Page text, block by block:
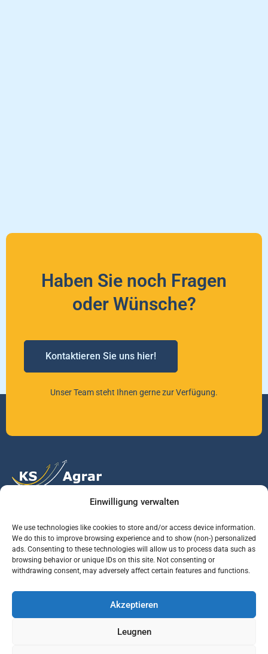
Einwilligung verwalten
We use technologies like cookies to store and/or access device information.
We do this to improve browsing experience and to show (non-) personalized
ads. Consenting to these technologies will allow us to process data such as
browsing behavior or unique IDs on this site. Not consenting or
withdrawing consent, may adversely affect certain features and functions.
Akzeptieren
Leugnen
Haben Sie noch Fragen
oder Wünsche?
Kontaktieren Sie uns hier!
Unser Team steht Ihnen gerne zur Verfügung.
Vertrauen Sie auf unsere Expertise im Agrarmarkt.
Services Jobs
Business Development
Manager (m/w/d)
Informationen